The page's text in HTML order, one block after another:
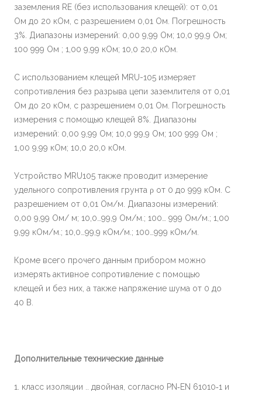
заземления RE (без использования клещей): от 0,01
Ом до 20 кОм, с разрешением 0,01 Ом. Погрешность
3%. Диапазоны измерений: 0,00 9,99 Ом; 10,0 99,9 Ом;
100 999 Ом ; 1,00 9,99 кОм; 10,0 20,0 кОм.
С использованием клещей MRU-105 измеряет
сопротивления без разрыва цепи заземлителя от 0,01
Ом до 20 кОм, с разрешением 0,01 Ом. Погрешность
измерения с помощью клещей 8%. Диапазоны
измерений: 0,00 9,99 Ом; 10,0 99,9 Ом; 100 999 Ом ;
1,00 9,99 кОм; 10,0 20,0 кОм.
Устройство MRU105 также проводит измерение
удельного сопротивления грунта ρ от 0 до 999 кОм. С
разрешением от 0,01 Ом/м. Диапазоны измерений:
0,00 9,99 Ом/ м; 10,0…99,9 Ом/м.; 100… 999 Ом/м.; 1,00
9,99 кОм/м.; 10,0…99,9 кОм/м.; 100…999 кОм/м.
Кроме всего прочего данным прибором можно
измерять активное сопротивление с помощью
клещей и без них, а также напряжение шума от 0 до
40 В.
Дополнительные технические данные
1. класс изоляции .. двойная, согласно PN‐EN 61010‐1 и